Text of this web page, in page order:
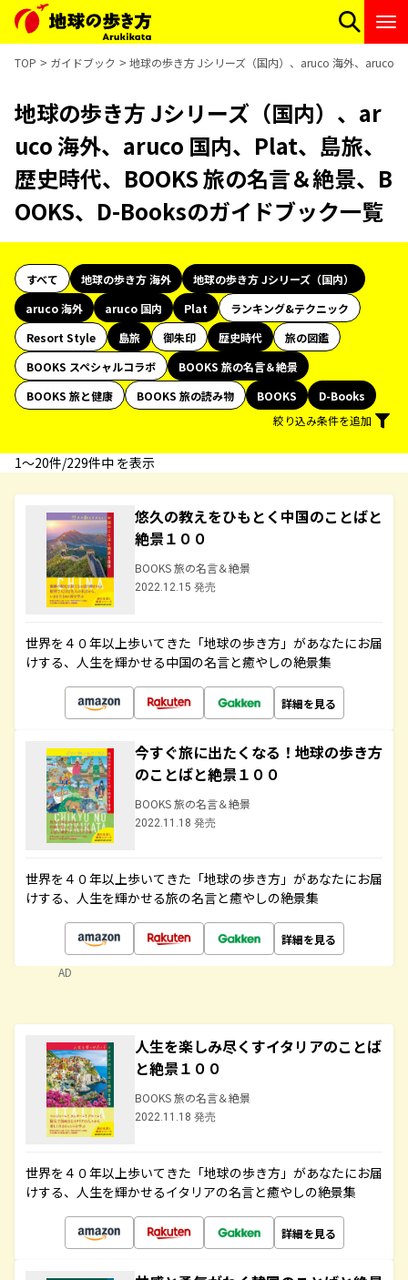
TOP ガイドブック 地球の歩き方 Jシリーズ（国内）、aruco 海外、aruco
地球の歩き方 Jシリーズ（国内）、ar
uco 海外、aruco 国内、Plat、島旅、
歴史時代、BOOKS 旅の名言＆絶景、B
OOKS、D-Booksのガイドブック一覧
すべて 地球の歩き方 海外
地球の歩き方 Jシリーズ（国内）
aruco 海外
aruco 国内 Plat
ランキング&テクニック
Resort Style
島旅 御朱印 歴史時代
旅の図鑑
BOOKS スペシャルコラボ
BOOKS 旅の名言＆絶景
BOOKS 旅と健康
BOOKS 旅の読み物 BOOKS
D-Books
絞り込み条件を追加
1〜20件/229件中 を表示
悠久の教えをひもとく中国のことばと
絶景１００
BOOKS 旅の名言＆絶景
2022.12.15 発売
世界を４０年以上歩いてきた「地球の歩き方」があなたにお届
けする、人生を輝かせる中国の名言と癒やしの絶景集
詳細を見る
今すぐ旅に出たくなる！地球の歩き方
のことばと絶景１００
BOOKS 旅の名言＆絶景
2022.11.18 発売
世界を４０年以上歩いてきた「地球の歩き方」があなたにお届
けする、人生を輝かせる旅の名言と癒やしの絶景集
詳細を見る
AD
人生を楽しみ尽くすイタリアのことば
と絶景１００
BOOKS 旅の名言＆絶景
2022.11.18 発売
世界を４０年以上歩いてきた「地球の歩き方」があなたにお届
けする、人生を輝かせるイタリアの名言と癒やしの絶景集
詳細を見る